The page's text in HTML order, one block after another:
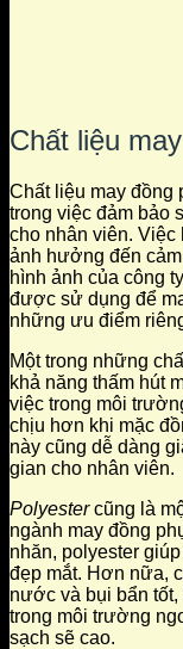
Chất liệu
Chất liệu may đồng
trong việc đảm bảo
cho nhân viên.
ảnh hưởng đến
hình ảnh của công
được sử dụng để
những ưu điểm
Một trong những
khả năng thấm hút
việc trong môi
chịu hơn khi mặc
này cũng dễ dàng
gian cho nhân viên.
Polyestercũng là
ngành may đồng
nhăn, polyester
đẹp mắt. Hơn nữa,
nước và bụi bẩn
trong môi trường
sạch sẽ cao.